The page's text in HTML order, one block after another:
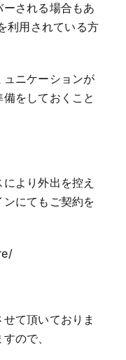
される場合もあ
利用されている方
ニケーションが
をしておくこと
より外出を控え
にてもご契約を
て頂いておりま
ので、